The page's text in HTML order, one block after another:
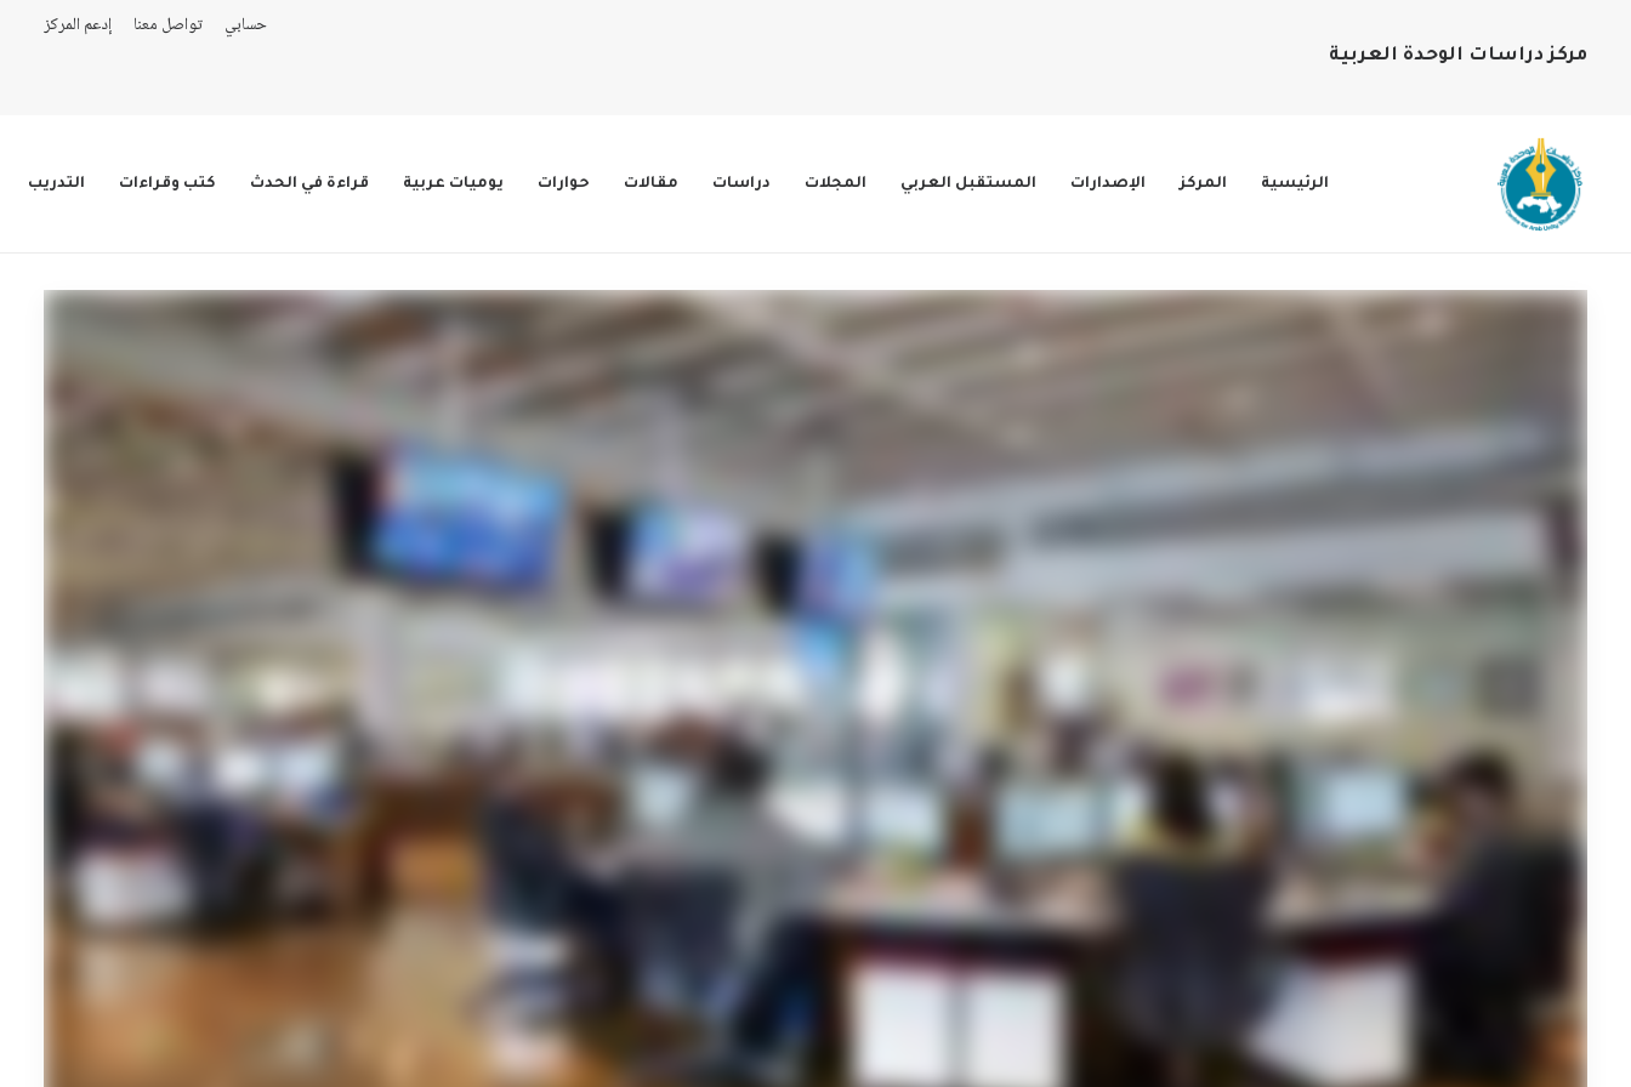
مركز دراسات الوحدة العربية
حسابي تواصل معنا إدعم المركز
الرئيسية المركز الإصدارات المستقبل العربي المجلات دراسات مقالات حوارات يوميات عربية قراءة في الحدث كتب وقراءات التدريب